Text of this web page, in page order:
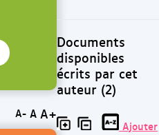
Documents
disponibles
écrits par cet
auteur (2)
Ajouter
A- A A+